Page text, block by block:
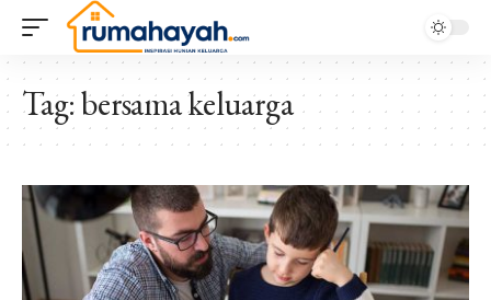
Tag:bersama keluarga